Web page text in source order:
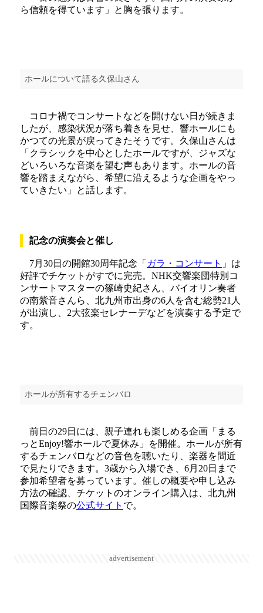
ら信頼を得ています」と胸を張ります。
ホールについて語る久保山さん
コロナ禍でコンサートなどを開けない日が続きま
したが、感染状況が落ち着きを見せ、響ホールにも
かつての光景が戻ってきたそうです。久保山さんは
「クラシックを中心としたホールですが、ジャズな
どいろいろな音楽を望む声もあります。ホールの音
響を踏まえながら、希望に沿えるような企画をやっ
ていきたい」と話します。
記念の演奏会と催し
7月30日の開館30周年記念「 ガラ・コンサート 」は
好評でチケットがすでに完売。NHK交響楽団特別コ
ンサートマスターの篠崎史紀さん、バイオリン奏者
の南紫音さんら、北九州市出身の6人を含む総勢21人
が出演し、2大弦楽セレナーデなどを演奏する予定で
す。
ホールが所有するチェンバロ
前日の29日には、親子連れも楽しめる企画「まる
っとEnjoy!響ホールで夏休み」を開催。ホールが所有
するチェンバロなどの音色を聴いたり、楽器を間近
で見たりできます。3歳から入場でき、6月20日まで
参加希望者を募っています。催しの概要や申し込み
方法の確認、チケットのオンライン購入は、北九州
国際音楽祭の公式サイト で。
advertisement